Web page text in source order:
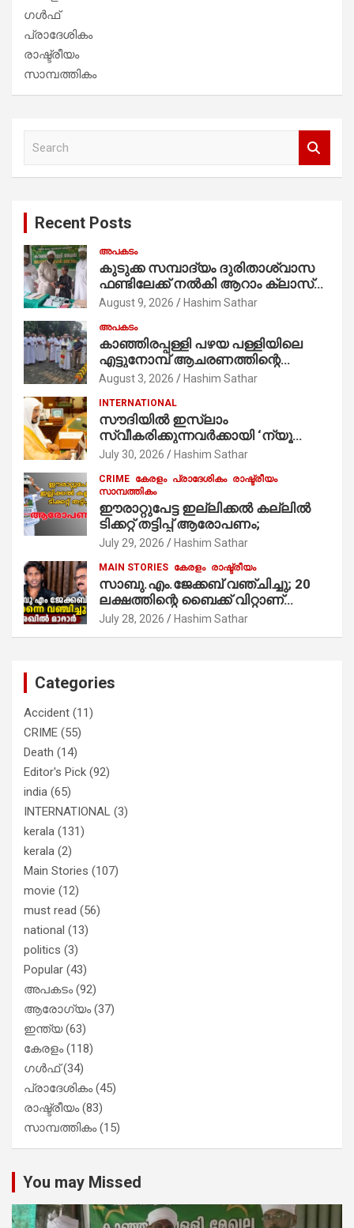
ഗൾഫ്
പ്രാദേശികം
രാഷ്ട്രീയം
സാമ്പത്തികം
Recent Posts
അപകടം
കുടുക്ക സമ്പാദ്യം ദുരിതാശ്വാസ
ഫണ്ടിലേക്ക് നൽകി ആറാം ക്ലാസ്
വിദ്യാർത്ഥി അമാൻ
August 9, 2026 Hashim Sathar
അപകടം
കാഞ്ഞിരപ്പള്ളി പഴയ പള്ളിയിലെ
എട്ടുനോമ്പ് ആചരണത്തിന്റെ
ഭാഗമായുള്ള പന്തലിന്റെ കാൽനാട്ട്
കുര്യൻ താമരശ്ശേരി
നിർവഹിക്കുന്നു.
August 3, 2026 Hashim Sathar
INTERNATIONAL
സൗദിയില്‍ ഇസ്‌ലാം
സ്വീകരിക്കുന്നവര്‍ക്കായി ‘ന്യൂ
മുസ്ലിം’ ഡിജിറ്റല്‍ കാര്‍ഡ് സേവനം
July 30, 2026 Hashim Sathar
CRIME കേരളം പ്രാദേശികം രാഷ്ട്രീയം
സാമ്പത്തികം
ഈരാറ്റുപേട്ട ഇല്ലിക്കൽ കല്ലിൽ
ടിക്കറ്റ് തട്ടിപ്പ് ആരോപണം;
July 29, 2026 Hashim Sathar
MAIN STORIES കേരളം രാഷ്ട്രീയം
സാബു.എം.ജേക്കബ് വഞ്ചിച്ചു; 20
ലക്ഷത്തിന്റെ ബൈക്ക് വിറ്റാണ്
തൃക്കാക്കരയില്‍ മത്സരിച്ചത്!
നേട്ടത്തിനുള്ള പാര്‍ട്ടി; ഇപ്പോള്‍
July 28, 2026 Hashim Sathar
Categories
Accident (11)
CRIME (55)
Death (14)
Editor's Pick (92)
india (65)
INTERNATIONAL (3)
kerala (131)
kerala (2)
Main Stories (107)
movie (12)
must read (56)
national (13)
politics (3)
Popular (43)
അപകടം(92)
ആരോഗ്യം(37)
ഇന്ത്യ(63)
കേരളം(118)
ഗൾഫ്(34)
പ്രാദേശികം(45)
രാഷ്ട്രീയം(83)
സാമ്പത്തികം(15)
You may Missed